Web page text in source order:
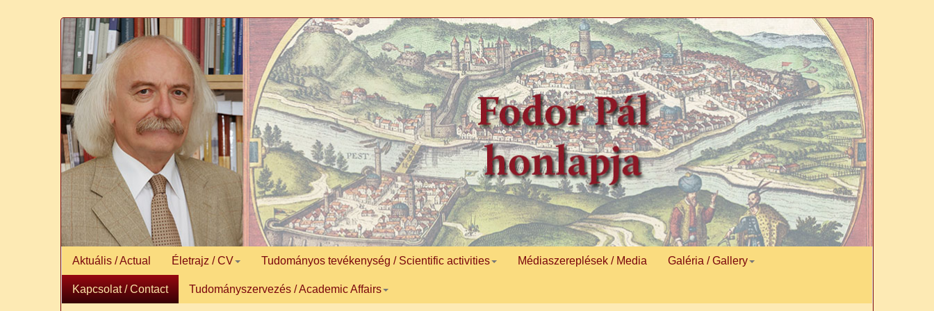
Aktuális / Actual Életrajz / CV Tudományos tevékenység / Scientific activities Médiaszereplések / Media Galéria / Gallery
Kapcsolat / Contact Tudományszervezés / Academic Affairs